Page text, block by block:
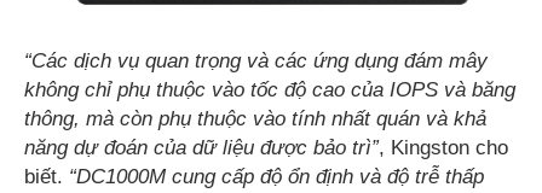
“Các dịch vụ quan trọng và các ứng dụng đám mây
không chỉ phụ thuộc vào tốc độ cao của IOPS và băng
thông, mà còn phụ thuộc vào tính nhất quán và khả
năng dự đoán của dữ liệu được bảo trì”, Kingston cho
biết. “DC1000M cung cấp độ ổn định và độ trễ thấp